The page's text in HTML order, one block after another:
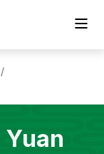
/
Yuan